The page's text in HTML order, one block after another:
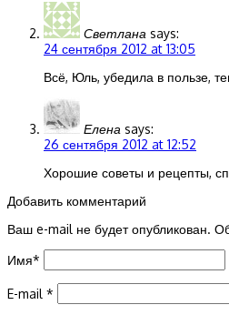
Светлана says:
24 сентября 2012 at 13:05
Всё, Юль, убедила в пользе,
Елена says:
26 сентября 2012 at 12:52
Хорошие советы и рецепты,
Добавить комментарий
Ваш e-mail не будет опубликован.
Имя*
E-mail *